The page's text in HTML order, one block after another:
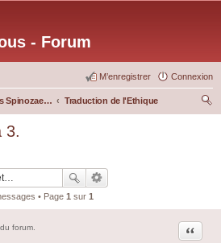
- Forum
Connexion
M’enregistrer
Traductions Spinozaetnous.org
Traduction de l'Ethique
3.
• Page 1 sur 1
forum.
Citation